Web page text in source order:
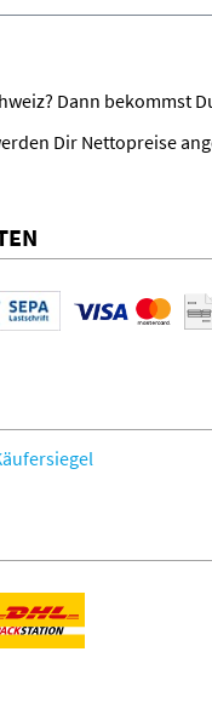
Dann bekommst
Dir Nettopreise